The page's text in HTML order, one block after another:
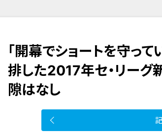
「開幕でショートを守っ
排した2017年セ・リーグ
隙はなし